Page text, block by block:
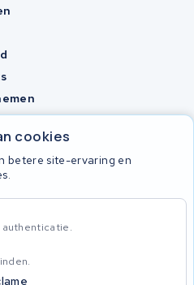
cookies
betere site-ervaring en
Seuren
voorwaarden
Policy